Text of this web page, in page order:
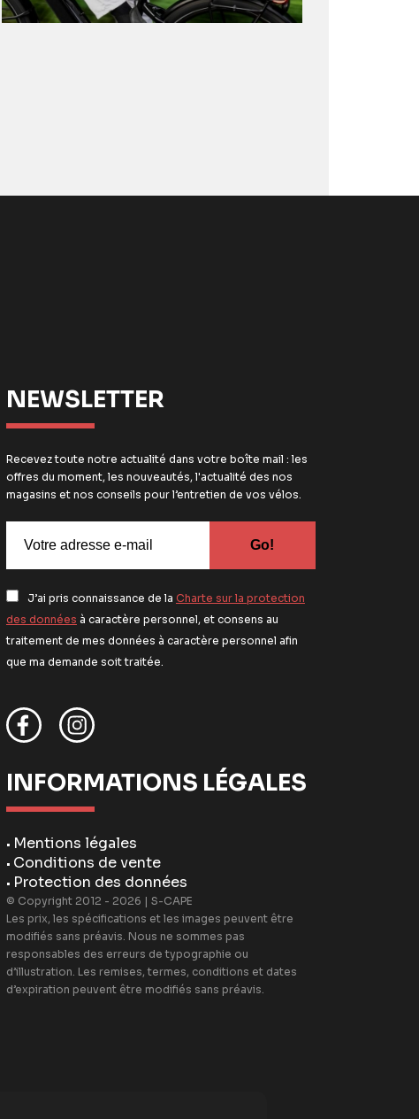
NEWSLETTER
Recevez toute notre actualité dans votre boîte mail : les
offres du moment, les nouveautés, l'actualité des nos
magasins et nos conseils pour l’entretien de vos vélos.
J’ai pris connaissance de la Charte sur la protection
des données à caractère personnel, et consens au
traitement de mes données à caractère personnel afin
que ma demande soit traitée.
INFORMATIONS LÉGALES
• Mentions légales
• Conditions de vente
• Protection des données
© Copyright 2012 - 2026 | S-CAPE
Les prix, les spécifications et les images peuvent être
modifiés sans préavis. Nous ne sommes pas
responsables des erreurs de typographie ou
d’illustration. Les remises, termes, conditions et dates
d’expiration peuvent être modifiés sans préavis.